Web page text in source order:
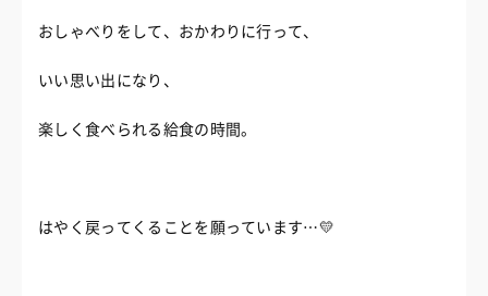
おしゃべりをして、おかわりに行って、
いい思い出になり、
楽しく食べられる給食の時間。
はやく戻ってくることを願っています…💛